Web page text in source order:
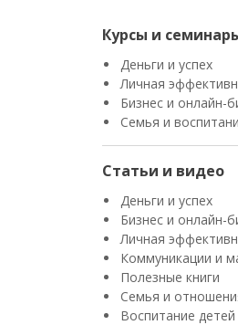
Курсы и
Деньги и успех
Личная
Бизнес и онлайн-
Семья и
Статьи и видео
Деньги и успех
Бизнес и онлайн-
Личная
Коммуникации и
Полезные книги
Семья и
Воспитание детей